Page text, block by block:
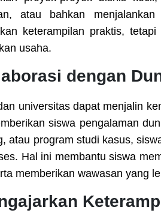
atau bahkan
keterampilan praktis,
usaha.
dengan
universitas dapat menjalin
siswa pengalaman
atau program studi kasus,
Hal ini membantu siswa
memberikan wawasan yang